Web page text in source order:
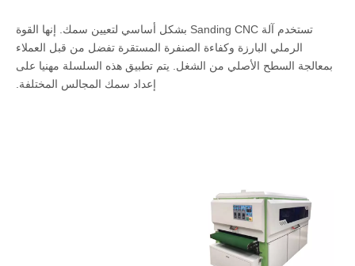
تستخدم آلة Sanding CNC بشكل أساسي لتعيين سمك. إنها القوة
الرملي البارزة وكفاءة الصنفرة المستقرة تفضل من قبل العملاء
بمعالجة السطح الأصلي من الشغل. يتم تطبيق هذه السلسلة مهنيا على
إعداد سمك المجالس المختلفة.